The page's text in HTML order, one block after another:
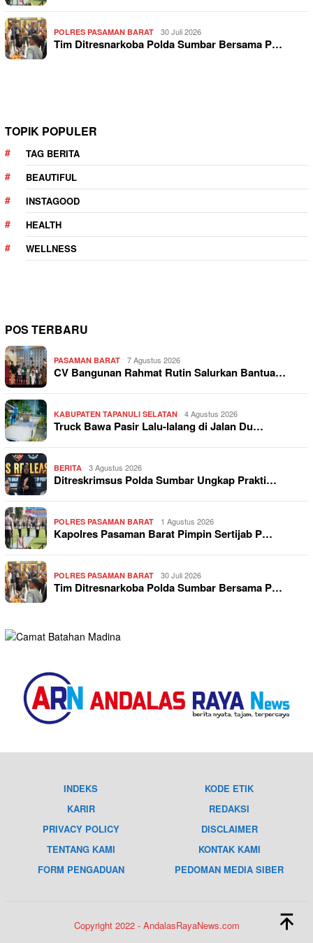
POLRES PASAMAN BARAT 30 Juli 2026
Tim Ditresnarkoba Polda Sumbar Bersama P…
TOPIK POPULER
TAG BERITA
BEAUTIFUL
INSTAGOOD
HEALTH
WELLNESS
POS TERBARU
PASAMAN BARAT 7 Agustus 2026
CV Bangunan Rahmat Rutin Salurkan Bantua…
KABUPATEN TAPANULI SELATAN 4 Agustus 2026
Truck Bawa Pasir Lalu-lalang di Jalan Du…
BERITA 3 Agustus 2026
Ditreskrimsus Polda Sumbar Ungkap Prakti…
POLRES PASAMAN BARAT 1 Agustus 2026
Kapolres Pasaman Barat Pimpin Sertijab P…
POLRES PASAMAN BARAT 30 Juli 2026
Tim Ditresnarkoba Polda Sumbar Bersama P…
INDEKS
KODE ETIK
KARIR
REDAKSI
PRIVACY POLICY
DISCLAIMER
TENTANG KAMI
KONTAK KAMI
FORM PENGADUAN
PEDOMAN MEDIA SIBER
Copyright 2022 - AndalasRayaNews.com